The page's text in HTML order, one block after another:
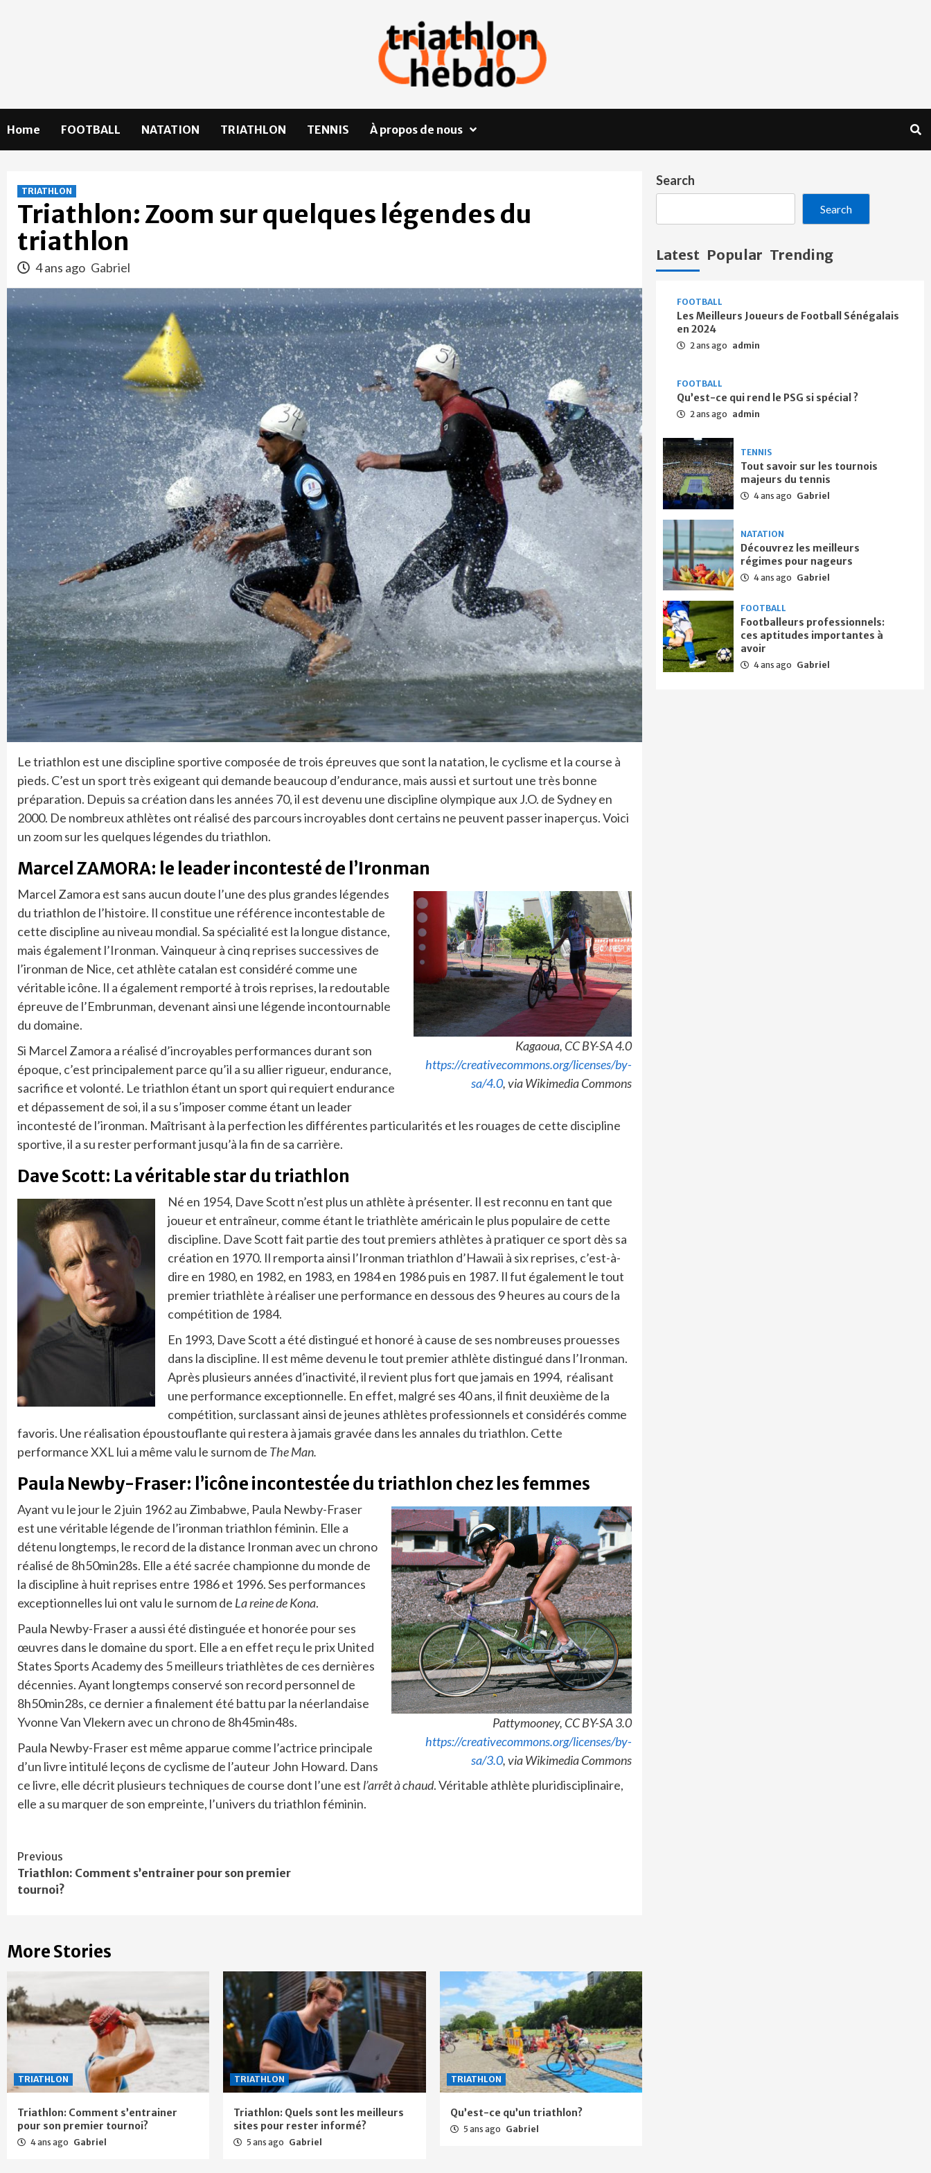
Home FOOTBALL NATATION TRIATHLON TENNIS À propos de nous
TRIATHLON
Triathlon: Zoom sur quelques légendes du
triathlon
4 ans ago Gabriel
Le triathlon est une discipline sportive composée de trois épreuves que sont la natation, le cyclisme et la course à
pieds. C’est un sport très exigeant qui demande beaucoup d’endurance, mais aussi et surtout une très bonne
préparation. Depuis sa création dans les années 70, il est devenu une discipline olympique aux J.O. de Sydney en
2000. De nombreux athlètes ont réalisé des parcours incroyables dont certains ne peuvent passer inaperçus. Voici
un zoom sur les quelques légendes du triathlon.
Marcel ZAMORA: le leader incontesté de l’Ironman
Kagaoua, CC BY-SA 4.0
https://creativecommons.org/licenses/by-
sa/4.0, via Wikimedia Commons
Marcel Zamora est sans aucun doute l’une des plus grandes légendes
du triathlon de l’histoire. Il constitue une référence incontestable de
cette discipline au niveau mondial. Sa spécialité est la longue distance,
mais également l’Ironman. Vainqueur à cinq reprises successives de
l’ironman de Nice, cet athlète catalan est considéré comme une
véritable icône. Il a également remporté à trois reprises, la redoutable
épreuve de l’Embrunman, devenant ainsi une légende incontournable
du domaine.
Si Marcel Zamora a réalisé d’incroyables performances durant son
époque, c’est principalement parce qu’il a su allier rigueur, endurance,
sacrifice et volonté. Le triathlon étant un sport qui requiert endurance
et dépassement de soi, il a su s’imposer comme étant un leader
incontesté de l’ironman. Maîtrisant à la perfection les différentes particularités et les rouages de cette discipline
sportive, il a su rester performant jusqu’à la fin de sa carrière.
Dave Scott: La véritable star du triathlon
Né en 1954, Dave Scott n’est plus un athlète à présenter. Il est reconnu en tant que
joueur et entraîneur, comme étant le triathlète américain le plus populaire de cette
discipline. Dave Scott fait partie des tout premiers athlètes à pratiquer ce sport dès sa
création en 1970. Il remporta ainsi l’Ironman triathlon d’Hawaii à six reprises, c’est-à-
dire en 1980, en 1982, en 1983, en 1984 en 1986 puis en 1987. Il fut également le tout
premier triathlète à réaliser une performance en dessous des 9 heures au cours de la
compétition de 1984.
En 1993, Dave Scott a été distingué et honoré à cause de ses nombreuses prouesses
dans la discipline. Il est même devenu le tout premier athlète distingué dans l’Ironman.
Après plusieurs années d’inactivité, il revient plus fort que jamais en 1994, réalisant
une performance exceptionnelle. En effet, malgré ses 40 ans, il finit deuxième de la
compétition, surclassant ainsi de jeunes athlètes professionnels et considérés comme
favoris. Une réalisation époustouflante qui restera à jamais gravée dans les annales du triathlon. Cette
performance XXL lui a même valu le surnom de The Man.
Paula Newby-Fraser: l’icône incontestée du triathlon chez les femmes
Pattymooney, CC BY-SA 3.0
https://creativecommons.org/licenses/by-
sa/3.0, via Wikimedia Commons
Ayant vu le jour le 2 juin 1962 au Zimbabwe, Paula Newby-Fraser
est une véritable légende de l’ironman triathlon féminin. Elle a
détenu longtemps, le record de la distance Ironman avec un chrono
réalisé de 8h50min28s. Elle a été sacrée championne du monde de
la discipline à huit reprises entre 1986 et 1996. Ses performances
exceptionnelles lui ont valu le surnom de La reine de Kona.
Paula Newby-Fraser a aussi été distinguée et honorée pour ses
œuvres dans le domaine du sport. Elle a en effet reçu le prix United
States Sports Academy des 5 meilleurs triathlètes de ces dernières
décennies. Ayant longtemps conservé son record personnel de
8h50min28s, ce dernier a finalement été battu par la néerlandaise
Yvonne Van Vlekern avec un chrono de 8h45min48s.
Paula Newby-Fraser est même apparue comme l’actrice principale
d’un livre intitulé leçons de cyclisme de l’auteur John Howard. Dans
ce livre, elle décrit plusieurs techniques de course dont l’une est l’arrêt à chaud. Véritable athlète pluridisciplinaire,
elle a su marquer de son empreinte, l’univers du triathlon féminin.
Continue
Reading
Previous
Triathlon: Comment s’entrainer pour son premier
tournoi?
More Stories
TRIATHLON
Triathlon: Comment s’entrainer
pour son premier tournoi?
4 ans ago Gabriel
TRIATHLON
Triathlon: Quels sont les meilleurs
sites pour rester informé?
5 ans ago Gabriel
TRIATHLON
Qu’est-ce qu’un triathlon?
5 ans ago Gabriel
Search
Search
Latest Popular Trending
FOOTBALL
Les Meilleurs Joueurs de Football Sénégalais
en 2024
2 ans ago admin
FOOTBALL
Qu’est-ce qui rend le PSG si spécial ?
2 ans ago admin
TENNIS
Tout savoir sur les tournois
majeurs du tennis
4 ans ago Gabriel
NATATION
Découvrez les meilleurs
régimes pour nageurs
4 ans ago Gabriel
FOOTBALL
Footballeurs professionnels:
ces aptitudes importantes à
avoir
4 ans ago Gabriel